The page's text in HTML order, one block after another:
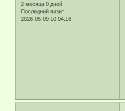
2 месяца 0 дней
Последний визит:
2026-05-09 10:04:16